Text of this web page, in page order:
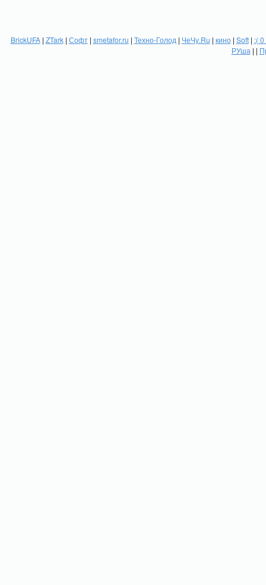
BrickUFA| ZTark| Софт| smetafor.ru | Техно-Голод | ЧеЧу.Ru | кино| Soft| :(
РУша | |